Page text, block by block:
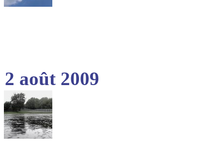
2 août 2009